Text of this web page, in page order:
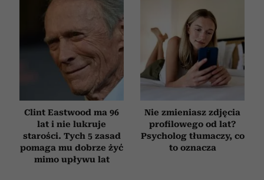
Clint Eastwood ma 96
lat i nie lukruje
starości. Tych 5 zasad
pomaga mu dobrze żyć
mimo upływu lat
Nie zmieniasz zdjęcia
profilowego od lat?
Psycholog tłumaczy, co
to oznacza